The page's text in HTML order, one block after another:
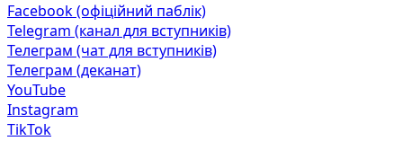
Facebook (офіційний паблік)
Telegram (канал для вступників)
Телеграм (чат для вступників)
Телеграм (деканат)
YouTube
Instagram
TikTok